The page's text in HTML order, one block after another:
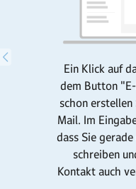
Ein Klick auf
dem Button
schon erstellen
Mail. Im
dass Sie
schreiben
Kontakt auch